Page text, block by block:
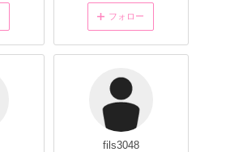
フォロー
fils3048